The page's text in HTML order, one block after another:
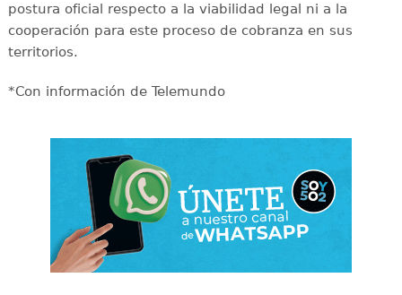
postura oficial respecto a la viabilidad legal ni a la
cooperación para este proceso de cobranza en sus
territorios.
*Con información de Telemundo